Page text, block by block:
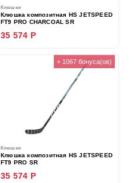
Клюшки
Клюшка композитная HS JETSPEED
FT9 PRO CHARCOAL SR
35 574 Р
+ 1067 бонуса(ов)
Клюшки
Клюшка композитная HS JETSPEED
FT9 PRO SR
35 574 Р